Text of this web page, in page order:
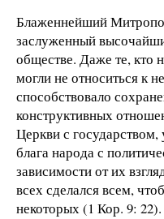
Блаженнейший
заслуженный
обществе. Даже те, кто
могли не относиться к
способствовало
конструктивных
Церкви с
блага народа с
зависимости от их
всех сделался всем,
некоторых (1 Кор. 9: 22).